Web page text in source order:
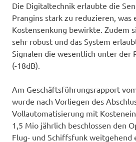
Die Digitaltechnik erlaubte die
Prangins stark zu reduzieren, was
Kostensenkung bewirkte. Zudem
sehr robust und das System
Signalen die wesentlich unter der
(-18dB).
Am Geschäftsführungsrapport
wurde nach Vorliegen des
Vollautomatisierung mit
1,5 Mio jährlich beschlossen den
Flug- und Schiffsfunk weitgehend